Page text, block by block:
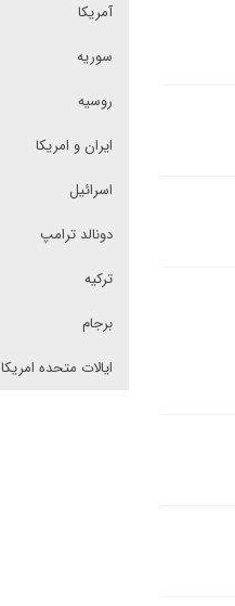
آمریکا
سوریه
روسیه
ایران و امریکا
اسرائیل
دونالد ترامپ
ترکیه
برجام
ایالات متحده امریکا